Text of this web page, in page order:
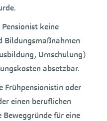
keine
Bildungsmaßnahmen
Umschulung)
absetzbar.
Frühpensionistin oder
einen beruflichen
für eine